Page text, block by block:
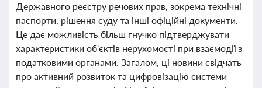
Державного реєстру речових прав, зокрема технічні
паспорти, рішення суду та інші офіційні документи.
Це дає можливість більш гнучко підтверджувати
характеристики об'єктів нерухомості при взаємодії з
податковими органами. Загалом, ці новини свідчать
про активний розвиток та цифровізацію системи